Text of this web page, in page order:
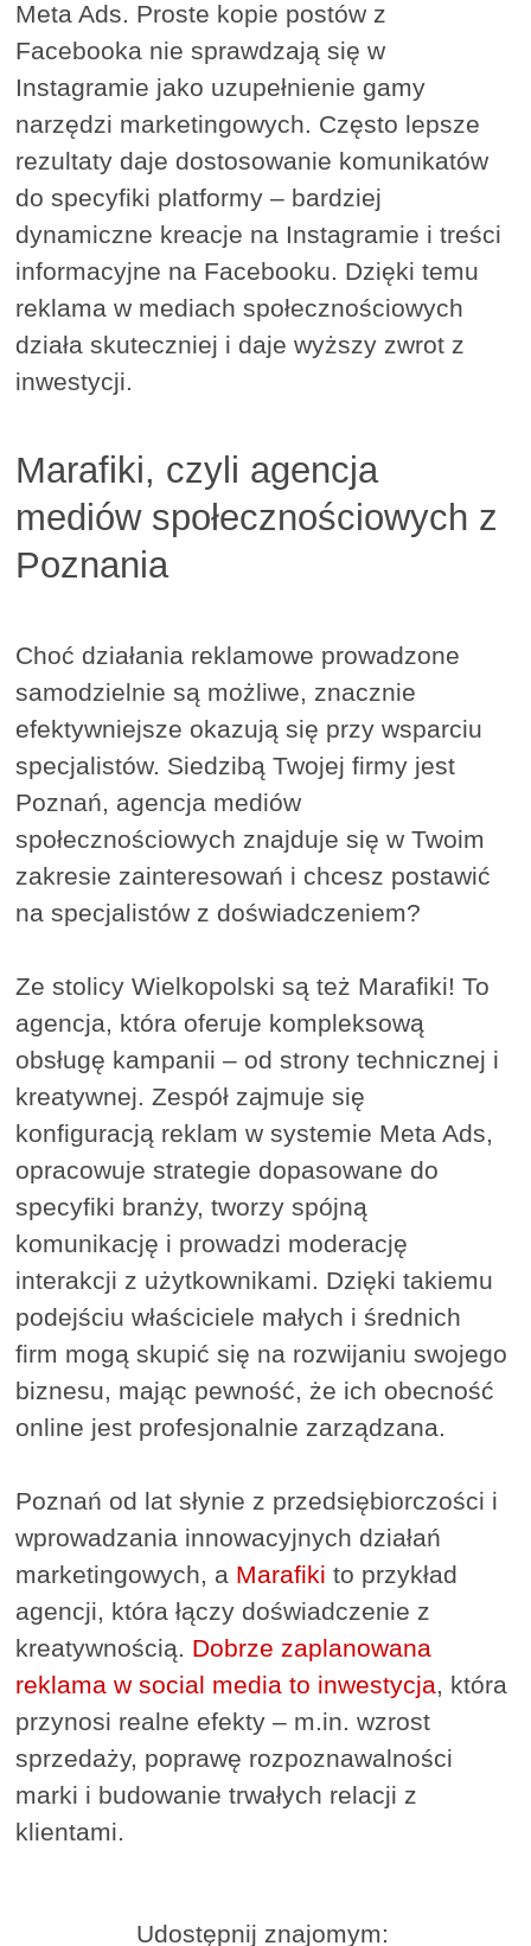
Meta Ads. Proste kopie postów z
Facebooka nie sprawdzają się w
Instagramie jako uzupełnienie gamy
narzędzi marketingowych. Często lepsze
rezultaty daje dostosowanie komunikatów
do specyfiki platformy – bardziej
dynamiczne kreacje na Instagramie i treści
informacyjne na Facebooku. Dzięki temu
reklama w mediach społecznościowych
działa skuteczniej i daje wyższy zwrot z
inwestycji.
Marafiki, czyli agencja
mediów społecznościowych z
Poznania
Choć działania reklamowe prowadzone
samodzielnie są możliwe, znacznie
efektywniejsze okazują się przy wsparciu
specjalistów. Siedzibą Twojej firmy jest
Poznań, agencja mediów
społecznościowych znajduje się w Twoim
zakresie zainteresowań i chcesz postawić
na specjalistów z doświadczeniem?
Ze stolicy Wielkopolski są też Marafiki! To
agencja, która oferuje kompleksową
obsługę kampanii – od strony technicznej i
kreatywnej. Zespół zajmuje się
konfiguracją reklam w systemie Meta Ads,
opracowuje strategie dopasowane do
specyfiki branży, tworzy spójną
komunikację i prowadzi moderację
interakcji z użytkownikami. Dzięki takiemu
podejściu właściciele małych i średnich
firm mogą skupić się na rozwijaniu swojego
biznesu, mając pewność, że ich obecność
online jest profesjonalnie zarządzana.
Poznań od lat słynie z przedsiębiorczości i
wprowadzania innowacyjnych działań
marketingowych, a Marafiki to przykład
agencji, która łączy doświadczenie z
kreatywnością. Dobrze zaplanowana
reklama w social media to inwestycja, która
przynosi realne efekty – m.in. wzrost
sprzedaży, poprawę rozpoznawalności
marki i budowanie trwałych relacji z
klientami.
Udostępnij znajomym: